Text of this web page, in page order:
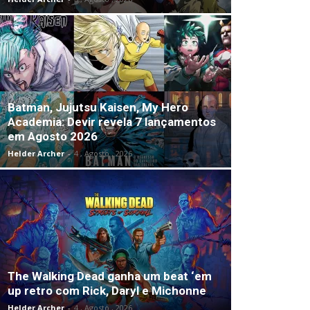
Batman, Jujutsu Kaisen, My Hero
Academia: Devir revela 7 lançamentos
em Agosto 2026
Helder Archer - 4 , Agosto , 2026
The Walking Dead ganha um beat ‘em
up retro com Rick, Daryl e Michonne
Helder Archer - 4 , Agosto , 2026